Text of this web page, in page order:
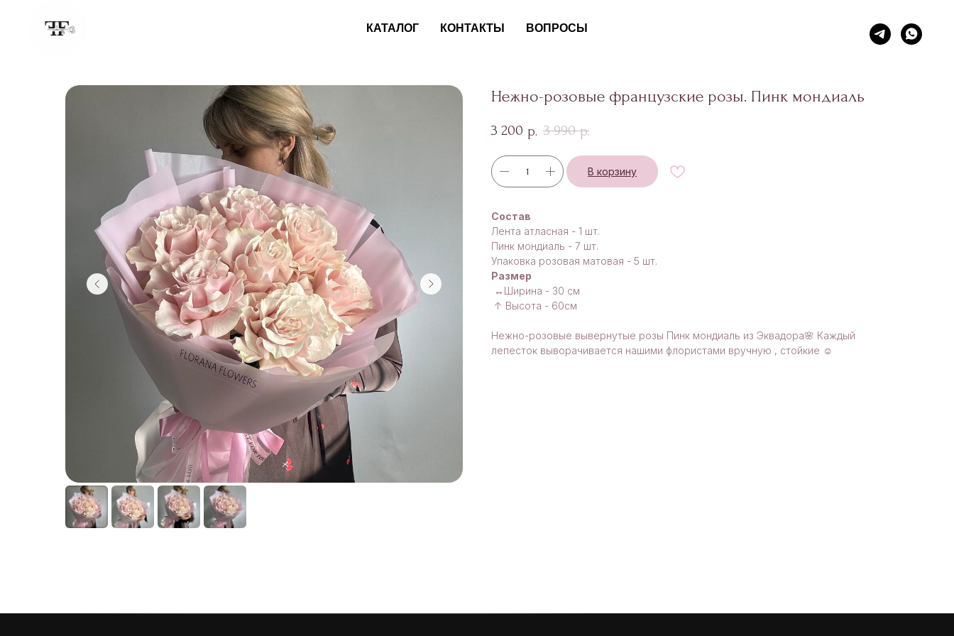
КАТАЛОГ КОНТАКТЫ ВОПРОСЫ
Нежно-розовые французские розы. Пинк мондиаль
3 200 р. 3 990 р.
В корзину
Состав
Лента атласная - 1 шт.
Пинк мондиаль - 7 шт.
Упаковка розовая матовая - 5 шт.
Размер
↔Ширина - 30 см
↑ Высота - 60см
Нежно-розовые вывернутые розы Пинк мондиаль из Эквадора🌸 Каждый
лепесток выворачивается нашими флористами вручную , стойкие ☺️